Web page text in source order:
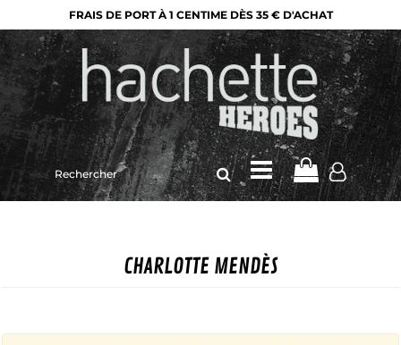
FRAIS DE PORT À 1 CENTIME DÈS 35 € D'ACHAT
Rechercher
sur
le
CHARLOTTE MENDÈS